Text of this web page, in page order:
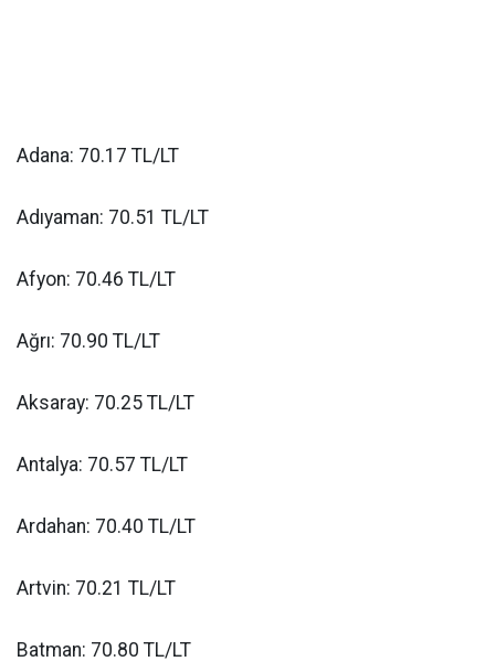
Adana: 70.17 TL/LT
Adıyaman: 70.51 TL/LT
Afyon: 70.46 TL/LT
Ağrı: 70.90 TL/LT
Aksaray: 70.25 TL/LT
Antalya: 70.57 TL/LT
Ardahan: 70.40 TL/LT
Artvin: 70.21 TL/LT
Batman: 70.80 TL/LT